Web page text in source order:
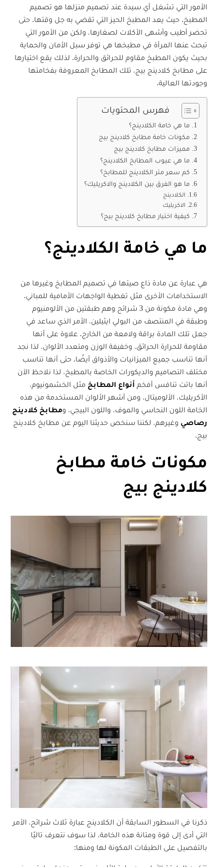
الأمور التي تشغل أي سيدة عند تصميم منزلها هو تصميم
المطبخ. حيث يعد المطبخ الحيز التي تقضي به جل وقتها. حتى
تحضر أطيب وأشهى الأكلات لصغارها، ولكن من الأمور التي
تبحث عنها المرأة في مطبخها هي توفر سبل الأمان والحماية
بحيث يكون المطبخ مقاوم للحرائق والحرارة. لذلك يقع اختيارها
على مطابخ كلادينج بيج، تلك المطابخ المعروفة بفخامتها
وجودتها العالية.
فهرس المحتويات
ما هي خامة الكلادينج؟
مكونات خامة مطابخ كلادينج بيج
مميزات مطابخ كلادينج بيج
ما هي عيوب المطابخ الكلادينج؟
كم سعر متر الكلادينج للمطابخ؟
ما هو الفرق بين الكلادينج والاكريليك؟
الكلادينج
الاكريليك
كيفية اختيار مطابخ كلادينج بيج؟
ما هي خامة الكلادينج؟
هي عبارة عن مادة ذاع صيتها في تصميم المطابخ وغيرها من
الاستخدامات الأخرى مثل تغطية الواجهات الأمامية للمباني.
وهي مادة مكونة من 3 شرائح وهم طبقتين من الألومنيوم
وطبقة في المنتصف من البولي ايثيلين، الأمر الذي ساعد في
جعل تلك المادة براقة ولامعة من الخارج. علاوة على أنها
مقاومة للحرارة الحرائق، وخفيفة الوزن ومتعدد الألوان، لذا نجد
أنها تناسب جميع الميزانيات والأذواق أيضًا. حتى أنها تناسب
مختلف التصاميم والديكورات الخاصة بالمطبخ، لذا نلاحظ الآن
أنها باتت تنافس أفخم أنواع المطابخ مثل الخشمونيوم،
الأكريليك، الألوميتال، ومن أشهر الألوان المستخدمة من هذه
الخامة اللون النحاسي والموف، واللون البيجي، ومطابخ كلادينج
رصاصي وغيرهم، لكننا سنخص حديثنا اليوم عن مطابخ كلادينج
بيج.
مكونات خامة مطابخ
كلادينج بيج
ذكرنا في السطور السابقة أن الكلادينج عبارة ثلاث شرائح، الأمر
التي أدى إلى قوة ومتانة هذه الخامة، لذا سوف نتعرف تاليًا
بالتفصيل على الطبقات المكونة لها ومنها: